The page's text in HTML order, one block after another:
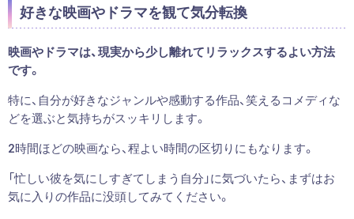
好きな映画やドラマを観て気分転換
映画やドラマは、現実から少し離れてリラックスするよい方法
です。
特に、自分が好きなジャンルや感動する作品、笑えるコメディな
どを選ぶと気持ちがスッキリします。
2時間ほどの映画なら、程よい時間の区切りにもなります。
「忙しい彼を気にしすぎてしまう自分」に気づいたら、まずはお
気に入りの作品に没頭してみてください。